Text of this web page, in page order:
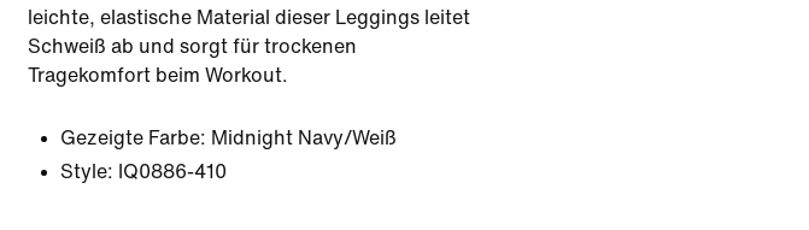
leichte, elastische Material dieser Leggings leitet
Schweiß ab und sorgt für trockenen
Tragekomfort beim Workout.
Gezeigte Farbe: Midnight Navy/Weiß
Style: IQ0886-410